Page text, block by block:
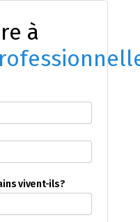
à
vivent-ils?